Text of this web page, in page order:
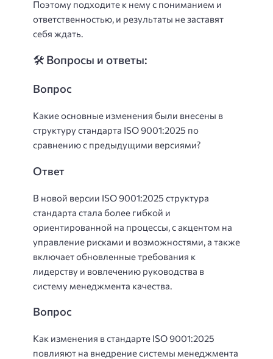
Поэтому подходите к нему с пониманием и
ответственностью, и результаты не заставят
себя ждать.
🛠️ Вопросы и ответы:
Вопрос
Какие основные изменения были внесены в
структуру стандарта ISO 9001:2025 по
сравнению с предыдущими версиями?
Ответ
В новой версии ISO 9001:2025 структура
стандарта стала более гибкой и
ориентированной на процессы, с акцентом на
управление рисками и возможностями, а также
включает обновленные требования к
лидерству и вовлечению руководства в
систему менеджмента качества.
Вопрос
Как изменения в стандарте ISO 9001:2025
повлияют на внедрение системы менеджмента